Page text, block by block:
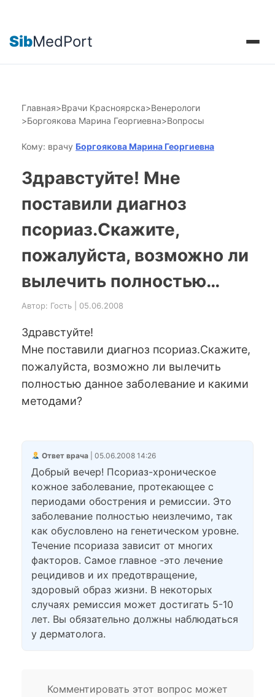
SibMedPort
Главная>Врачи Красноярска>Венерологи
>Боргоякова Марина Георгиевна>Вопросы
Кому: врачу Боргоякова Марина Георгиевна
Здравстуйте! Мне
поставили диагноз
псориаз.Скажите,
пожалуйста, возможно ли
вылечить полностью…
Автор: Гость | 05.06.2008
Здравстуйте!
Мне поставили диагноз псориаз.Скажите,
пожалуйста, возможно ли вылечить
полностью данное заболевание и какими
методами?
Ответ врача| 05.06.2008 14:26
Добрый вечер! Псориаз-хроническое
кожное заболевание, протекающее с
периодами обострения и ремиссии. Это
заболевание полностью неизлечимо, так
как обусловлено на генетическом уровне.
Течение псориаза зависит от многих
факторов. Самое главное -это лечение
рецидивов и их предотвращение,
здоровый образ жизни. В некоторых
случаях ремиссия может достигать 5-10
лет. Вы обязательно должны наблюдаться
у дерматолога.
Комментировать этот вопрос может